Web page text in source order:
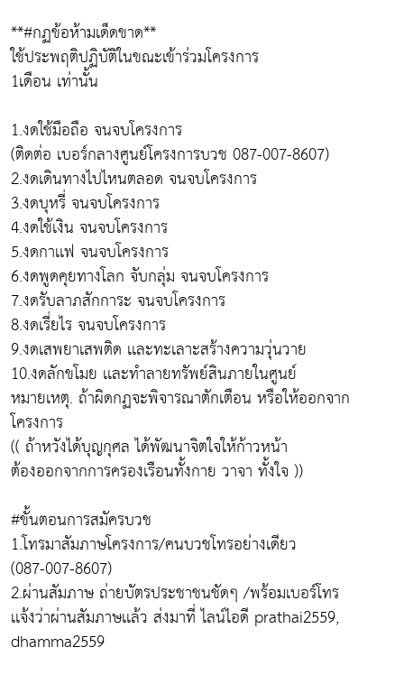
**#กฏข้อห้ามเด็ดขาด**
ใช้ประพฤติปฏิบัติในขณะเข้าร่วมโครงการ
1เดือน เท่านั้น
1.งดใช้มือถือ จนจบโครงการ
(ติดต่อ เบอร์กลางศูนย์โครงการบวช 087-007-8607)
2.งดเดินทางไปไหนตลอด จนจบโครงการ
3.งดบุหรี่ จนจบโครงการ
4.งดใช้เงิน จนจบโครงการ
5.งดกาเเฟ จนจบโครงการ
6.งดพูดคุยทางโลก จับกลุ่ม จนจบโครงการ
7.งดรับลาภสักการะ จนจบโครงการ
8.งดเรี่ยไร จนจบโครงการ
9.งดเสพยาเสพติด เเละทะเลาะสร้างความวุ่นวาย
10.งดลักขโมย เเละทำลายทรัพย์สินภายในศูนย์
หมายเหตุ. ถ้าผิดกฏจะพิจารณาตักเตือน หรือให้ออกจาก
โครงการ
(( ถ้าหวังได้บุญกุศล ได้พัฒนาจิตใจให้ก้าวหน้า
ต้องออกจากการครองเรือนทั้งกาย วาจา ทั้งใจ ))
#ขั้นตอนการสมัครบวช
1.โทรมาสัมภาษโครงการ/คนบวชโทรอย่างเดียว
(087-007-8607)
2.ผ่านสัมภาษ ถ่ายบัตรประชาชนชัดๆ /พร้อมเบอร์โทร
เเจ้งว่าผ่านสัมภาษเเล้ว ส่งมาที่ ไลน์ไอดี prathai2559,
dhamma2559